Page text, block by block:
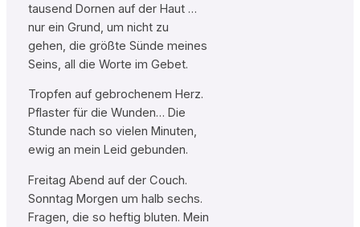
tausend Dornen auf der Haut …
nur ein Grund, um nicht zu
gehen, die größte Sünde meines
Seins, all die Worte im Gebet.
Tropfen auf gebrochenem Herz.
Pflaster für die Wunden… Die
Stunde nach so vielen Minuten,
ewig an mein Leid gebunden.
Freitag Abend auf der Couch.
Sonntag Morgen um halb sechs.
Fragen, die so heftig bluten. Mein